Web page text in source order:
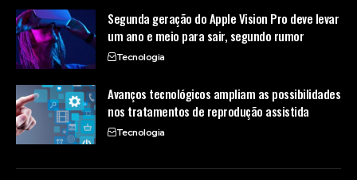
Segunda geração do Apple Vision Pro deve levar
um ano e meio para sair, segundo rumor
Tecnologia
Avanços tecnológicos ampliam as possibilidades
nos tratamentos de reprodução assistida
Tecnologia